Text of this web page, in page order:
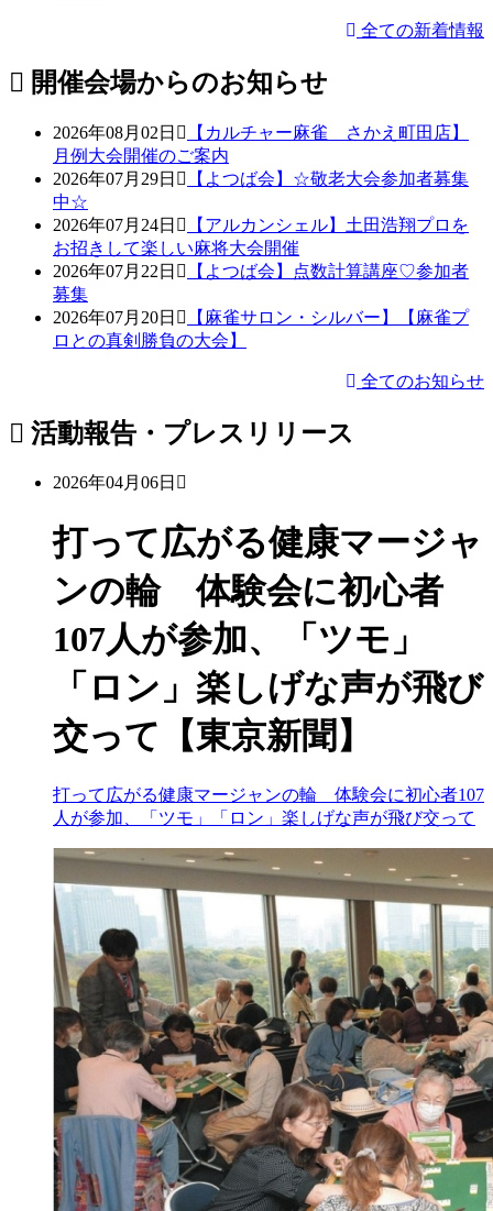
全ての新着情報
開催会場からのお知らせ
2026年08月02日
【カルチャー麻雀 さかえ町田店】
月例大会開催のご案内
2026年07月29日
【よつば会】☆敬老大会参加者募集
中☆
2026年07月24日
【アルカンシェル】土田浩翔プロを
お招きして楽しい麻将大会開催
2026年07月22日
【よつば会】点数計算講座♡参加者
募集
2026年07月20日
【麻雀サロン・シルバー】【麻雀プ
ロとの真剣勝負の大会】
全てのお知らせ
活動報告・プレスリリース
2026年04月06日
打って広がる健康マージャ
ンの輪 体験会に初心者
107人が参加、「ツモ」
「ロン」楽しげな声が飛び
交って【東京新聞】
打って広がる健康マージャンの輪 体験会に初心者107
人が参加、「ツモ」「ロン」楽しげな声が飛び交って